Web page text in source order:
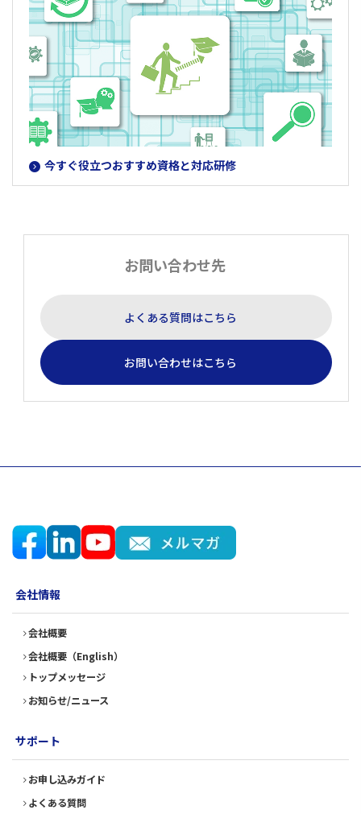
今すぐ役立つおすすめ資格と対応研修
お問い合わせ先
よくある質問はこちら
お問い合わせはこちら
会社情報
会社概要
会社概要（English）
トップメッセージ
お知らせ/ニュース
サポート
お申し込みガイド
よくある質問